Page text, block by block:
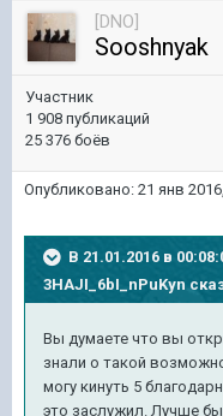
[DNO]
Sooshnyak
Участник
1 908 публикаций
25 376 боёв
Опубликовано: 21 янв
В 21.01.2016 в
3HAJI_6bI_nPuKyn
Вы думаете что вы
знали о такой
могу кинуть 5
это заслужил. Лучше